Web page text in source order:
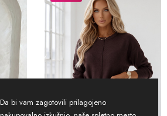
Da bi vam zagotovili prilagojeno